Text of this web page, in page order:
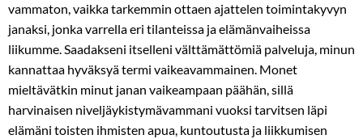
vammaton, vaikka tarkemmin ottaen ajattelen toimintakyvyn
janaksi, jonka varrella eri tilanteissa ja elämänvaiheissa
liikumme. Saadakseni itselleni välttämättömiä palveluja, minun
kannattaa hyväksyä termi vaikeavammainen. Monet
mieltävätkin minut janan vaikeampaan päähän, sillä
harvinaisen niveljäykistymävammani vuoksi tarvitsen läpi
elämäni toisten ihmisten apua, kuntoutusta ja liikkumisen